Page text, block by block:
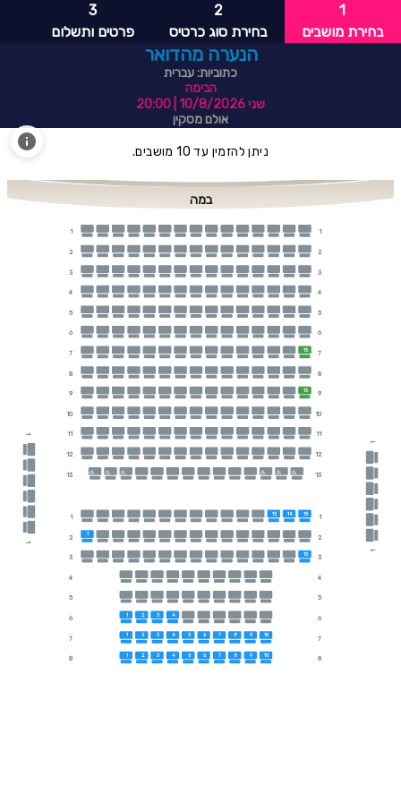
1
בחירת מושבים
2
בחירת סוג כרטיס
3
פרטים ותשלום
הנערה מהדואר
כתוביות: עברית
הבימה
שני 10/8/2026
אולם מסקין
ניתן להזמין עד 10 מושבים.
במה
1 1
2 2
3 3
4 4
5 5
6 6
7
15
7
8 8
9
15
9
10 10
11 11
12 12
13 13
1
13 14 15
1
2
1
2
3
15
3
4 4
5 5
6
1 2 3 4
6
7
1 2 3 4 5 6 7 8 9 10
7
8
1 2 3 4 5 6 7 8 9 10
8
1
1
1
1